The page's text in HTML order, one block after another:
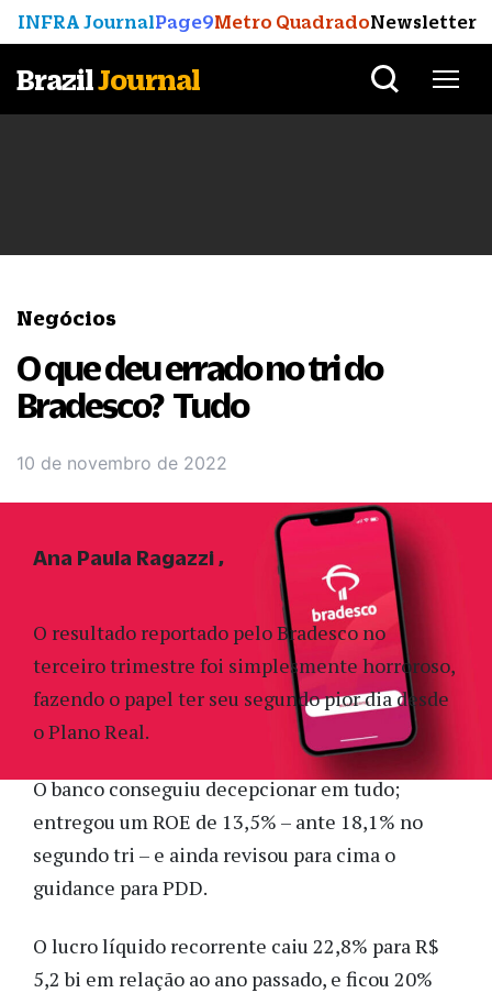
INFRA JournalPage9Metro QuadradoNewsletter
BrazilJournal
Negócios
O que deu errado no tri do
Bradesco? Tudo
10 de novembro de 2022
O resultado reportado pelo Bradesco no
terceiro trimestre foi simplesmente horroroso,
fazendo o papel ter seu segundo pior dia desde
o Plano Real.
O banco conseguiu decepcionar em tudo;
entregou um ROE de 13,5% – ante 18,1% no
segundo tri – e ainda revisou para cima o
guidance para PDD.
O lucro líquido recorrente caiu 22,8% para R$
5,2 bi em relação ao ano passado, e ficou 20%
Ana Paula Ragazzi